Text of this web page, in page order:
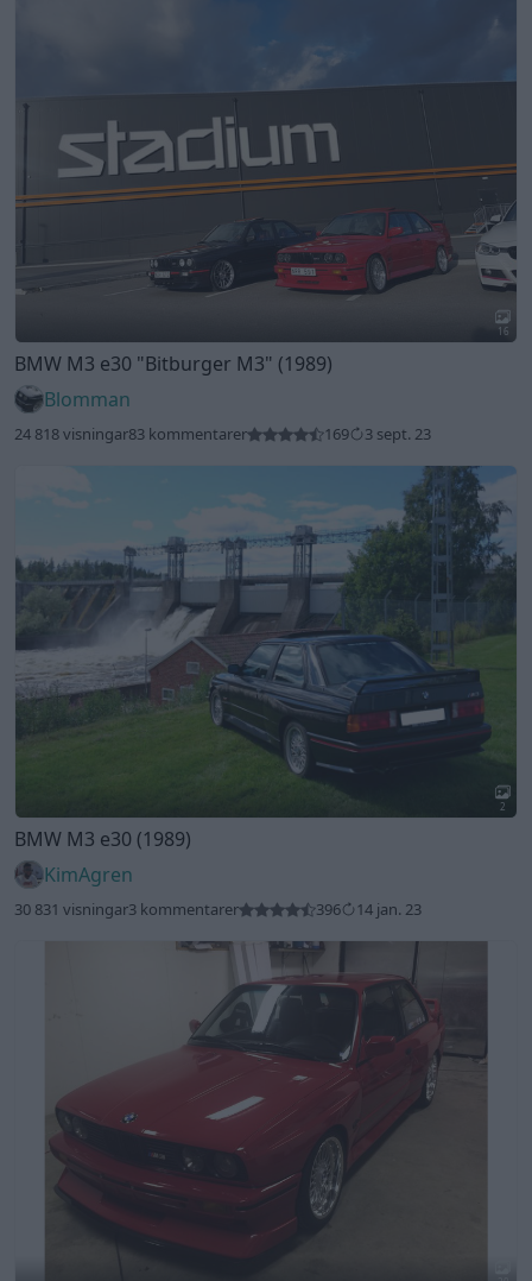
16
BMW M3 e30 "Bitburger M3" (1989)
Blomman
24 818 visningar83 kommentarer 169 3 sept. 23
2
BMW M3 e30 (1989)
KimAgren
30 831 visningar3 kommentarer 396 14 jan. 23